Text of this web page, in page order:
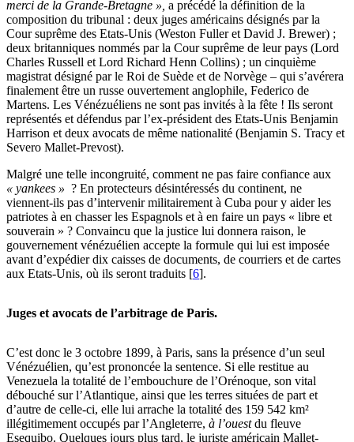
merci de la Grande-Bretagne », a précédé la définition de la
composition du tribunal : deux juges américains désignés par la
Cour suprême des Etats-Unis (Weston Fuller et David J. Brewer) ;
deux britanniques nommés par la Cour suprême de leur pays (Lord
Charles Russell et Lord Richard Henn Collins) ; un cinquième
magistrat désigné par le Roi de Suède et de Norvège – qui s’avérera
finalement être un russe ouvertement anglophile, Federico de
Martens. Les Vénézuéliens ne sont pas invités à la fête ! Ils seront
représentés et défendus par l’ex-président des Etats-Unis Benjamin
Harrison et deux avocats de même nationalité (Benjamin S. Tracy et
Severo Mallet-Prevost).
Malgré une telle incongruité, comment ne pas faire confiance aux
« yankees » ? En protecteurs désintéressés du continent, ne
viennent-ils pas d’intervenir militairement à Cuba pour y aider les
patriotes à en chasser les Espagnols et à en faire un pays « libre et
souverain » ? Convaincu que la justice lui donnera raison, le
gouvernement vénézuélien accepte la formule qui lui est imposée
avant d’expédier dix caisses de documents, de courriers et de cartes
aux Etats-Unis, où ils seront traduits [6].
Juges et avocats de l’arbitrage de Paris.
C’est donc le 3 octobre 1899, à Paris, sans la présence d’un seul
Vénézuélien, qu’est prononcée la sentence. Si elle restitue au
Venezuela la totalité de l’embouchure de l’Orénoque, son vital
débouché sur l’Atlantique, ainsi que les terres situées de part et
d’autre de celle-ci, elle lui arrache la totalité des 159 542 km²
illégitimement occupés par l’Angleterre, à l’ouestdu fleuve
Esequibo. Quelques jours plus tard, le juriste américain Mallet-